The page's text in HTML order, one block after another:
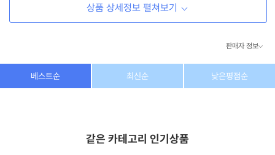
상품 상세정보 펼쳐보기
판매자 정보
상호/대표자 (주) 동이커머스
베스트순 최신순 낮은평점순
같은 카테고리 인기상품